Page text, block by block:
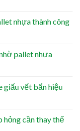
nhựa thành công
pallet nhựa
giấu vết bẩn hiệu
hỏng cần thay thế